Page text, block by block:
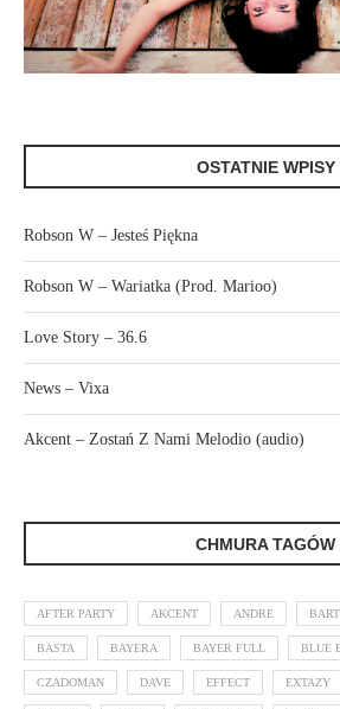
OSTATNIE WPISY
Robson W – Jesteś Piękna
Robson W – Wariatka (Prod. Marioo)
Love Story – 36.6
News – Vixa
Akcent – Zostań Z Nami Melodio (audio)
CHMURA TAGÓW
AFTER PARTY AKCENT ANDRE
BASTA BAYERA BAYER FULL BLUE
CZADOMAN DAVE EFFECT EXTAZY